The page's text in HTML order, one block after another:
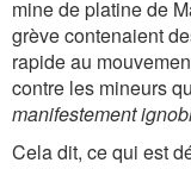
mine de platine de
grève contenaient
rapide au
contre les mineurs
manifestement
Cela dit, ce qui est